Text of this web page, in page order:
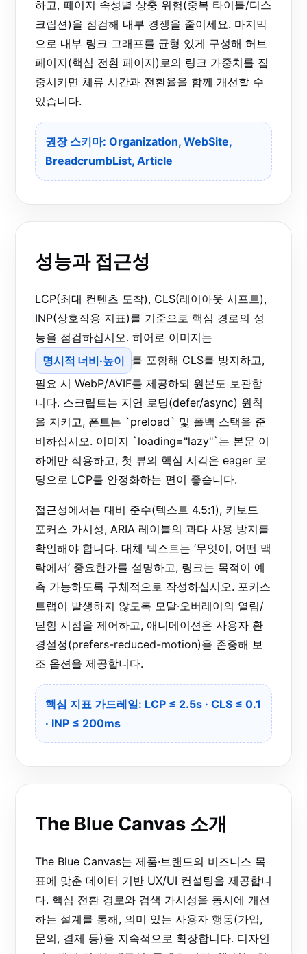
하고, 페이지 속성별 상충 위험(중복 타이틀/디스
크립션)을 점검해 내부 경쟁을 줄이세요. 마지막
으로 내부 링크 그래프를 균형 있게 구성해 허브
페이지(핵심 전환 페이지)로의 링크 가중치를 집
중시키면 체류 시간과 전환율을 함께 개선할 수
있습니다.
권장 스키마: Organization, WebSite,
BreadcrumbList, Article
성능과 접근성
LCP(최대 컨텐츠 도착), CLS(레이아웃 시프트),
INP(상호작용 지표)를 기준으로 핵심 경로의 성
능을 점검하십시오. 히어로 이미지는
명시적 너비·높이 를 포함해 CLS를 방지하고,
필요 시 WebP/AVIF를 제공하되 원본도 보관합
니다. 스크립트는 지연 로딩(defer/async) 원칙
을 지키고, 폰트는 `preload` 및 폴백 스택을 준
비하십시오. 이미지 `loading="lazy"`는 본문 이
하에만 적용하고, 첫 뷰의 핵심 시각은 eager 로
딩으로 LCP를 안정화하는 편이 좋습니다.
접근성에서는 대비 준수(텍스트 4.5:1), 키보드
포커스 가시성, ARIA 레이블의 과다 사용 방지를
확인해야 합니다. 대체 텍스트는 ‘무엇이, 어떤 맥
락에서’ 중요한가를 설명하고, 링크는 목적이 예
측 가능하도록 구체적으로 작성하십시오. 포커스
트랩이 발생하지 않도록 모달·오버레이의 열림/
닫힘 시점을 제어하고, 애니메이션은 사용자 환
경설정(prefers-reduced-motion)을 존중해 보
조 옵션을 제공합니다.
핵심 지표 가드레일: LCP ≤ 2.5s · CLS ≤ 0.1
· INP ≤ 200ms
The Blue Canvas 소개
The Blue Canvas는 제품·브랜드의 비즈니스 목
표에 맞춘 데이터 기반 UX/UI 컨설팅을 제공합니
다. 핵심 전환 경로와 검색 가시성을 동시에 개선
하는 설계를 통해, 의미 있는 사용자 행동(가입,
문의, 결제 등)을 지속적으로 확장합니다. 디자인